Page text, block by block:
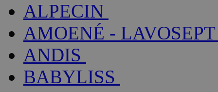
ALPECIN
AMOENÉ - LAVOSEPT
ANDIS
BABYLISS